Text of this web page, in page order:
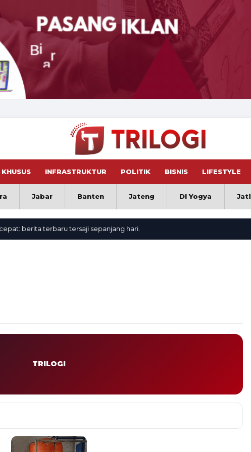
INFRASTRUKTUR POLITIK BISNIS LIFESTYLE
Jabar Banten Jateng DI Yogya
berita terbaru tersaji sepanjang hari.
TRILOGI